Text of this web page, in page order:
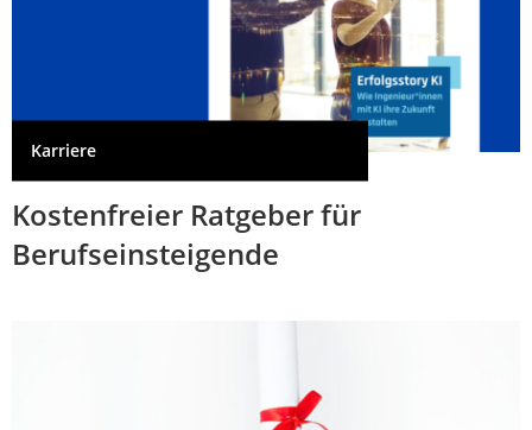
Karriere
Kostenfreier Ratgeber für
Berufseinsteigende